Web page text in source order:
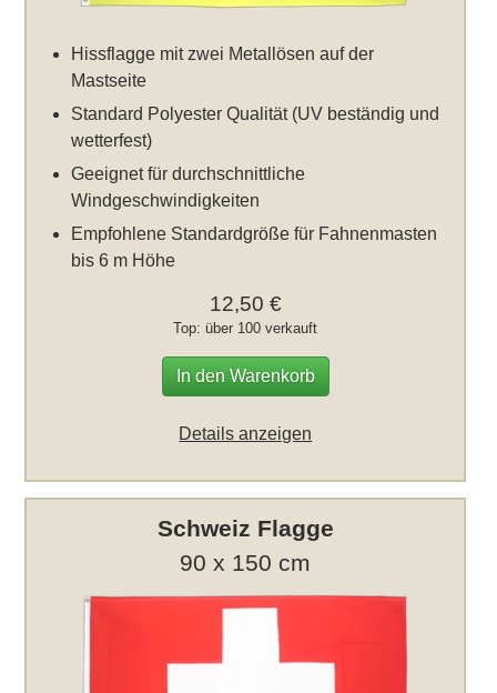
Hissflagge mit zwei Metallösen auf der
Mastseite
Standard Polyester Qualität (UV beständig und
wetterfest)
Geeignet für durchschnittliche
Windgeschwindigkeiten
Empfohlene Standardgröße für Fahnenmasten
bis 6 m Höhe
12,50 €
Top: über 100 verkauft
In den Warenkorb
Details anzeigen
Schweiz Flagge
90 x 150 cm